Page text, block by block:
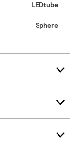
LEDtube
Sphere